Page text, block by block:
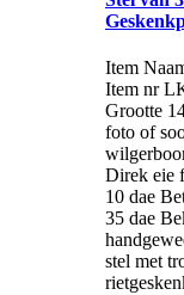
Item
Item nr
Grootte
foto of
Direk eie
10 dae
35 dae
stel met